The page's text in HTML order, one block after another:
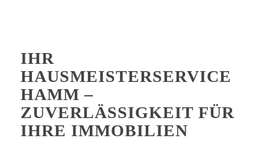
IHR
HAUSMEISTERSERVICE
HAMM –
ZUVERLÄSSIGKEIT FÜR
IHRE IMMOBILIEN